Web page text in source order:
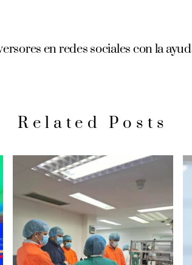
en redes sociales con la
Related Posts